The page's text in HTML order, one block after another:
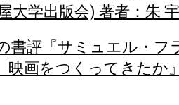
大学出版会) 著者：朱
書評『サミュエル・フ
映画をつくってきたか